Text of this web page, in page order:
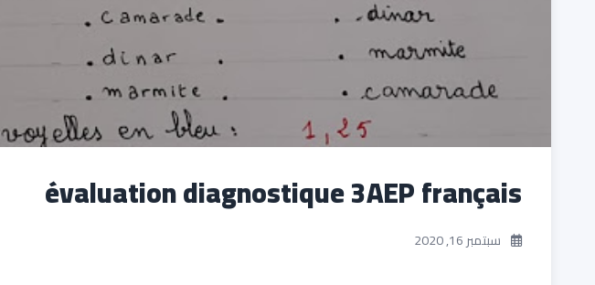
évaluation diagnostique 3AEP français
سبتمبر 16, 2020